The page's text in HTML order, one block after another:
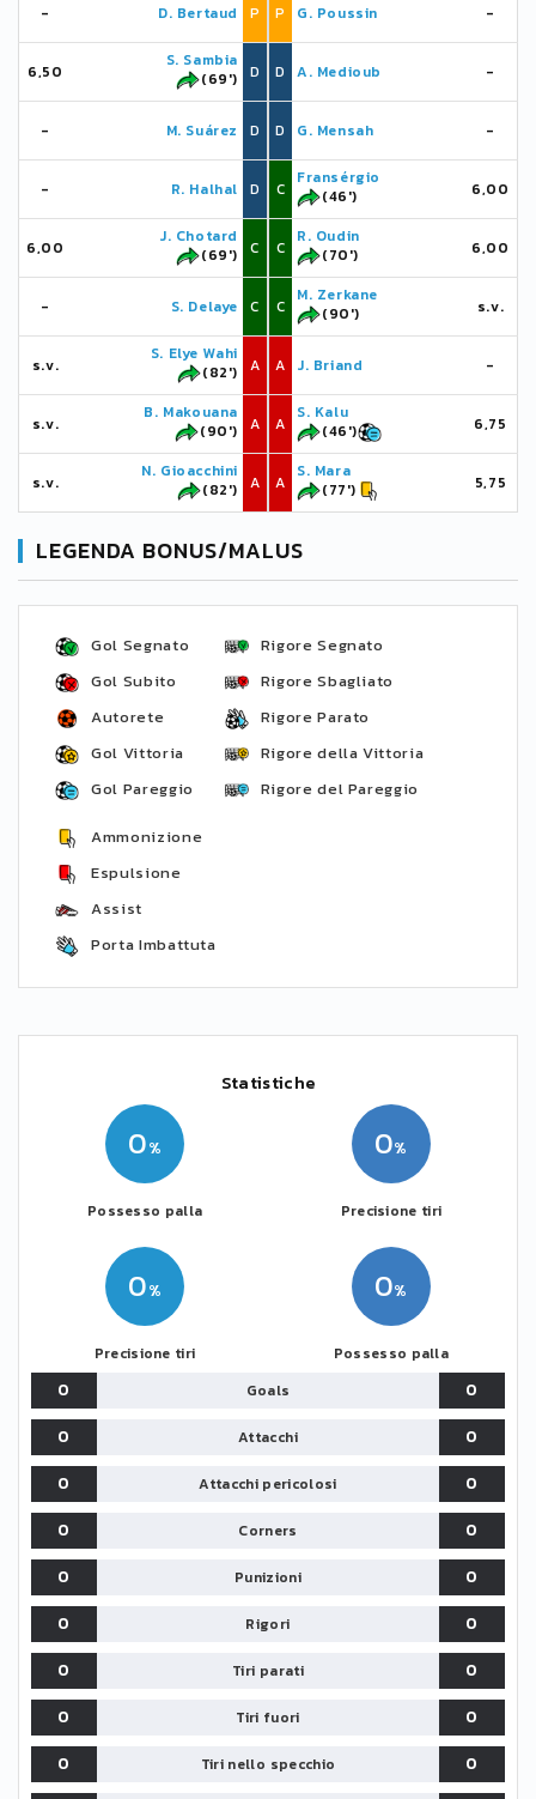
- D. Bertaud P
6,50
S. Sambia
(69')
D
- M. Suárez D
- R. Halhal D
6,00
J. Chotard
(69')
C
- S. Delaye C
s.v.
S. Elye Wahi
(82')
A
s.v.
B. Makouana
(90')
A
s.v.
N. Gioacchini
(82')
A
P G. Poussin -
D A. Medioub -
D G. Mensah -
C
Fransérgio
(46')
6,00
C
R. Oudin
(70')
6,00
C
M. Zerkane
(90')
s.v.
A J. Briand -
A
S. Kalu
(46')
6,75
A
S. Mara
(77')
5,75
LEGENDA BONUS/MALUS
Gol Segnato
Gol Subito
Autorete
Gol Vittoria
Gol Pareggio
Rigore Segnato
Rigore Sbagliato
Rigore Parato
Rigore della Vittoria
Rigore del Pareggio
Ammonizione
Espulsione
Assist
Porta Imbattuta
Statistiche
0
Possesso palla
0
Precisione tiri
0
Possesso palla
0
Precisione tiri
0 Goals
0
0
Attacchi
0
0
Attacchi pericolosi
0
0
Corners
0
0
Punizioni
0
0
Rigori
0
0
Tiri parati
0
0
Tiri fuori
0
0
Tiri nello specchio
0